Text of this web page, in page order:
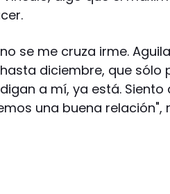
se me cruza irme.
diciembre, que sólo
a mí, ya está.
una buena